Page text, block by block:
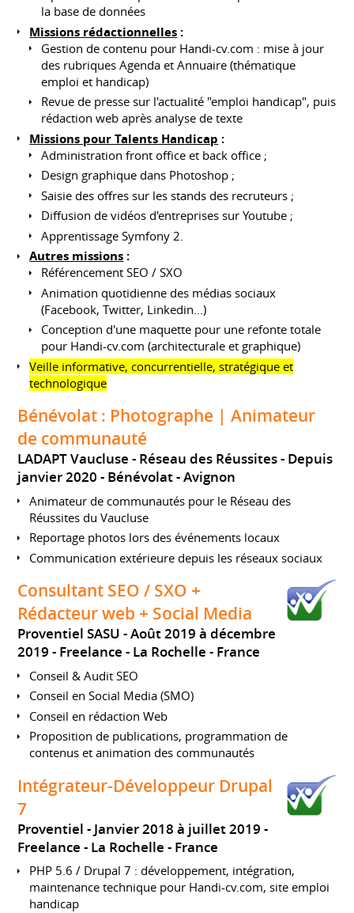
la base de données
Missions rédactionnelles :
Gestion de contenu pour Handi-cv.com : mise à jour
des rubriques Agenda et Annuaire (thématique
emploi et handicap)
Revue de presse sur l'actualité "emploi handicap", puis
rédaction web après analyse de texte
Missions pour Talents Handicap :
Administration front office et back office ;
Design graphique dans Photoshop ;
Saisie des offres sur les stands des recruteurs ;
Diffusion de vidéos d'entreprises sur Youtube ;
Apprentissage Symfony 2.
Autres missions :
Référencement SEO / SXO
Animation quotidienne des médias sociaux
(Facebook, Twitter, Linkedin...)
Conception d'une maquette pour une refonte totale
pour Handi-cv.com (architecturale et graphique)
Veille informative, concurrentielle, stratégique et
technologique
Bénévolat : Photographe | Animateur
de communauté
LADAPT Vaucluse - Réseau des Réussites
Depuis
janvier 2020 Bénévolat Avignon
Animateur de communautés pour le Réseau des
Réussites du Vaucluse
Reportage photos lors des événements locaux
Communication extérieure depuis les réseaux sociaux
Consultant SEO / SXO +
Rédacteur web + Social Media
Proventiel SASU
Août 2019 à décembre
2019 Freelance La Rochelle France
Conseil & Audit SEO
Conseil en Social Media (SMO)
Conseil en rédaction Web
Proposition de publications, programmation de
contenus et animation des communautés
Intégrateur-Développeur Drupal
7
Proventiel
Janvier 2018 à juillet 2019
Freelance
La Rochelle France
PHP 5.6 / Drupal 7 : développement, intégration,
maintenance technique pour Handi-cv.com, site emploi
handicap